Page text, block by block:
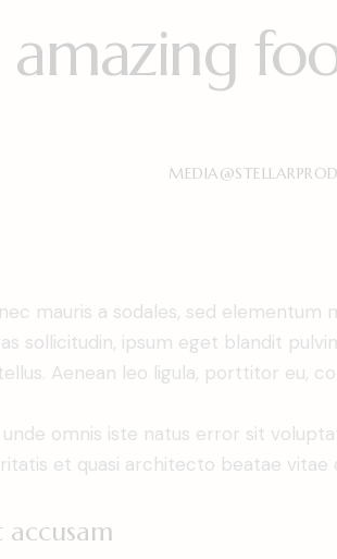
amazing
mauris a sodales, sed elementum
sollicitudin, ipsum eget blandit
Aenean leo ligula, porttitor eu,
omnis iste natus error sit
et quasi architecto beatae vitae